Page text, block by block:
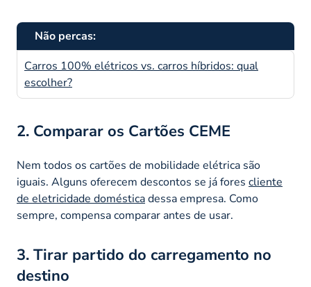
Não percas:
Carros 100% elétricos vs. carros híbridos: qual
escolher?
2. Comparar os Cartões CEME
Nem todos os cartões de mobilidade elétrica são
iguais. Alguns oferecem descontos se já fores cliente
de eletricidade domésticadessa empresa. Como
sempre, compensa comparar antes de usar.
3. Tirar partido do carregamento no
destino